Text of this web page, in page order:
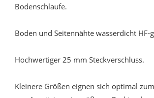
Bodenschlaufe.
Boden und Seitennähte wasserdicht HF-
Hochwertiger 25 mm Steckverschluss.
Kleinere Größen eignen sich optimal